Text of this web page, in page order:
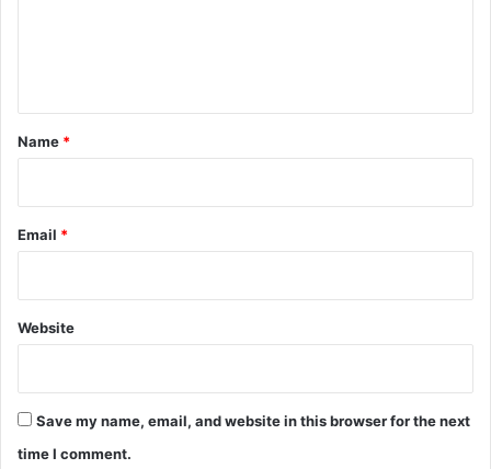
*
Name *
Email *
Website
Save my name, email, and website in this browser for the next
time I comment.